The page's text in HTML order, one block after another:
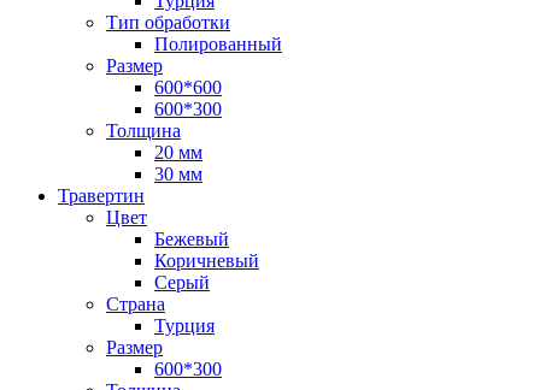
Тип обработки
Полированный
Размер
600*600
600*300
Толщина
20 мм
30 мм
Травертин
Цвет
Бежевый
Коричневый
Серый
Страна
Турция
Размер
600*300